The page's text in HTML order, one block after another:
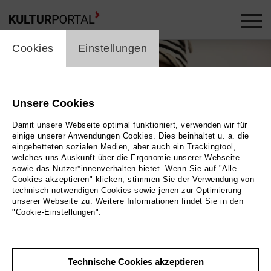
cookie_layer
Cookies Einstellungen
Unsere Cookies
Damit unsere Webseite optimal funktioniert, verwenden wir für
einige unserer Anwendungen Cookies. Dies beinhaltet u. a. die
eingebetteten sozialen Medien, aber auch ein Trackingtool,
welches uns Auskunft über die Ergonomie unserer Webseite
sowie das Nutzer*innenverhalten bietet. Wenn Sie auf "Alle
Cookies akzeptieren" klicken, stimmen Sie der Verwendung von
technisch notwendigen Cookies sowie jenen zur Optimierung
unserer Webseite zu. Weitere Informationen findet Sie in den
"Cookie-Einstellungen".
Technische Cookies akzeptieren